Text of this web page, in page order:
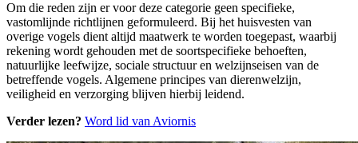
Om die reden zijn er voor deze categorie geen specifieke,
vastomlijnde richtlijnen geformuleerd. Bij het huisvesten van
overige vogels dient altijd maatwerk te worden toegepast, waarbij
rekening wordt gehouden met de soortspecifieke behoeften,
natuurlijke leefwijze, sociale structuur en welzijnseisen van de
betreffende vogels. Algemene principes van dierenwelzijn,
veiligheid en verzorging blijven hierbij leidend.
Verder lezen? Word lid van Aviornis